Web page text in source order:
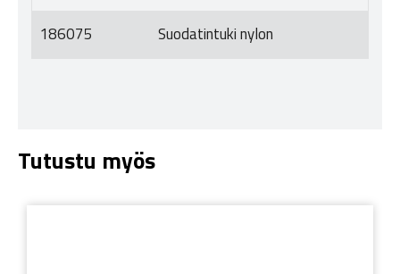
186075 Suodatintuki nylon
Tutustu myös